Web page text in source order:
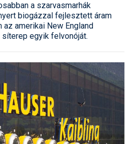
a szarvasmarhák
biogázzal fejlesztett áram
amerikai New England
egyik felvonóját.